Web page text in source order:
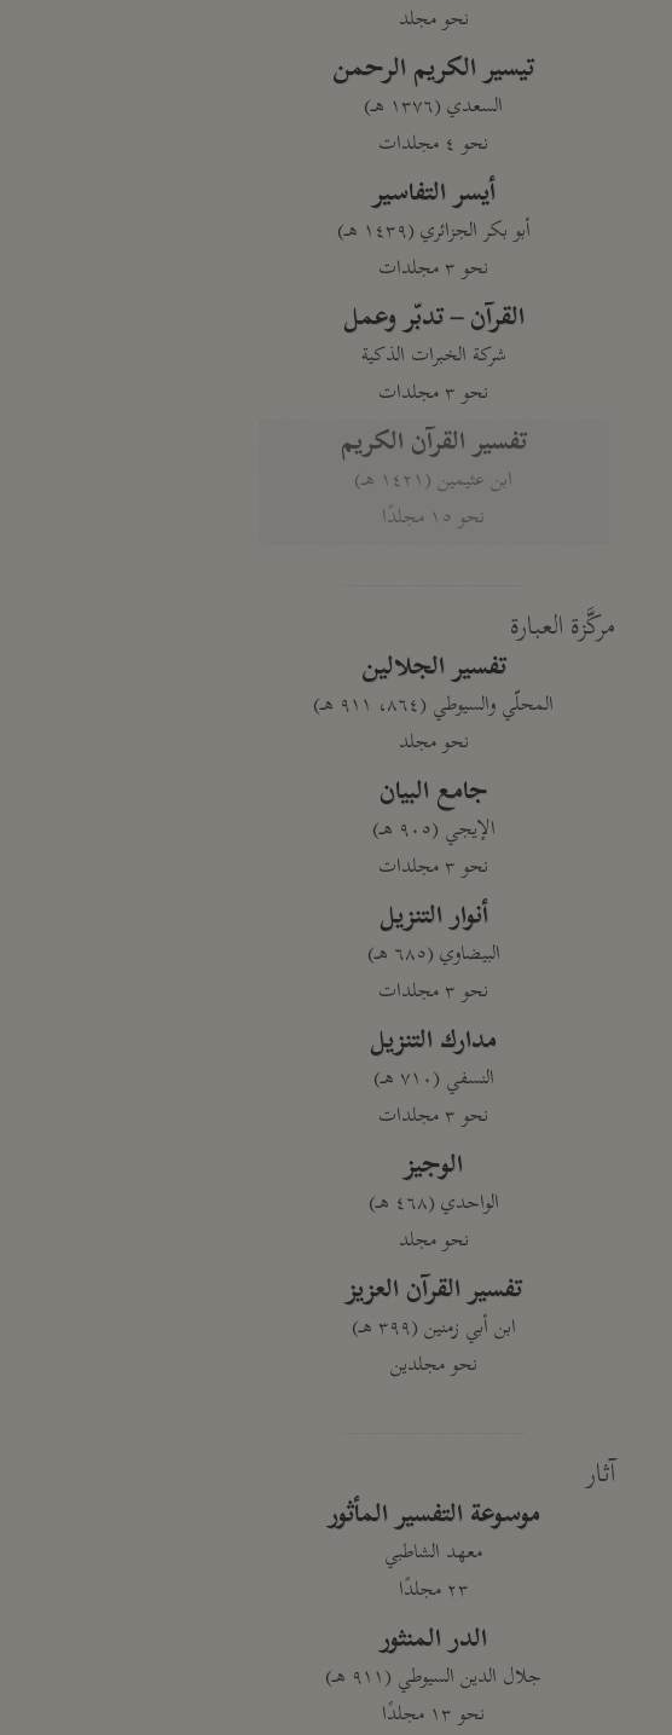
نحو مجلد
تيسير الكريم الرحمن
السعدي (١٣٧٦ هـ)
نحو ٤ مجلدات
أيسر التفاسير
أبو بكر الجزائري (١٤٣٩ هـ)
نحو ٣ مجلدات
القرآن – تدبّر وعمل
شركة الخبرات الذكية
نحو ٣ مجلدات
تفسير القرآن الكريم
ابن عثيمين (١٤٢١ هـ)
نحو ١٥ مجلدًا
مركَّزة العبارة
تفسير الجلالين
المحلّي والسيوطي (٨٦٤، ٩١١ هـ)
نحو مجلد
جامع البيان
الإيجي (٩٠٥ هـ)
نحو ٣ مجلدات
أنوار التنزيل
البيضاوي (٦٨٥ هـ)
نحو ٣ مجلدات
مدارك التنزيل
النسفي (٧١٠ هـ)
نحو ٣ مجلدات
الوجيز
الواحدي (٤٦٨ هـ)
نحو مجلد
تفسير القرآن العزيز
ابن أبي زمنين (٣٩٩ هـ)
نحو مجلدين
آثار
موسوعة التفسير المأثور
معهد الشاطبي
٢٣ مجلدًا
الدر المنثور
جلال الدين السيوطي (٩١١ هـ)
نحو ١٣ مجلدًا